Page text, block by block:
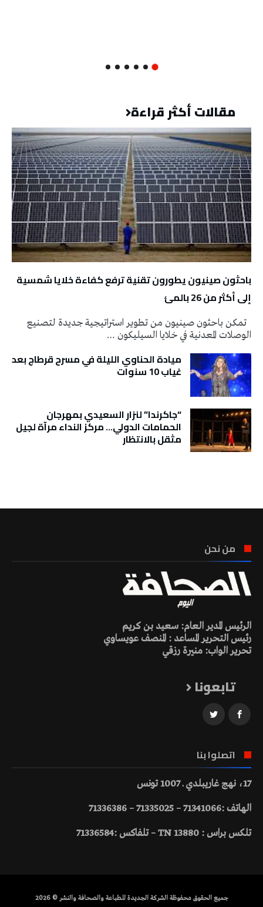
مقالات أكثر قراءة
باحثون صينيون يطورون تقنية ترفع كفاءة خلايا شمسية
إلى أكثر من 26 بالمئ
تمكن باحثون صينيون من تطوير استراتيجية جديدة لتصنيع
الوصلات المعدنية في خلايا السيليكون …
ميادة الحناوي الليلة في مسرح قرطاج بعد
غياب 10 سنوات
“جاكرندا” لنزار السعيدي بمهرجان
الحمامات الدولي… مركز النداء مرآة لجيل
مثقل بالانتظار
من نحن
الرئيس المدير العام: سعيد بن كريم
رئيس التحرير المساعد : المنصف عويساوي
تحرير الواب: منيرة رزقي
تابعونا
اتصلوا بنا
17، نهج غاريبلدي ـ 1007 تونس
الهاتف :71341066 – 71335025 – 71336386
تلكس براس : 13880 TN – تلفاكس :71336584
جميع الحقوق محفوظة الشركة الجديدة للطباعة والصحافة والنشر © 2026